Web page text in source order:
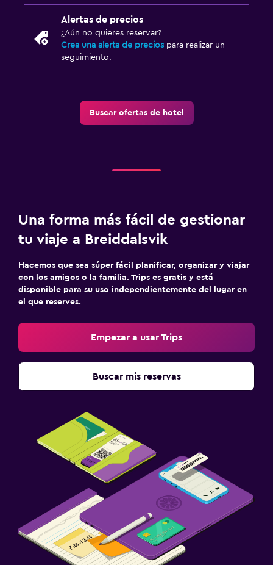
Alertas de precios
¿Aún no quieres reservar?
Crea una alerta de precios para realizar un
seguimiento.
Buscar ofertas de hotel
Una forma más fácil de gestionar
tu viaje a Breiddalsvik
Hacemos que sea súper fácil planificar, organizar y viajar
con los amigos o la familia. Trips es gratis y está
disponible para su uso independientemente del lugar en
el que reserves.
Empezar a usar Trips
Buscar mis reservas